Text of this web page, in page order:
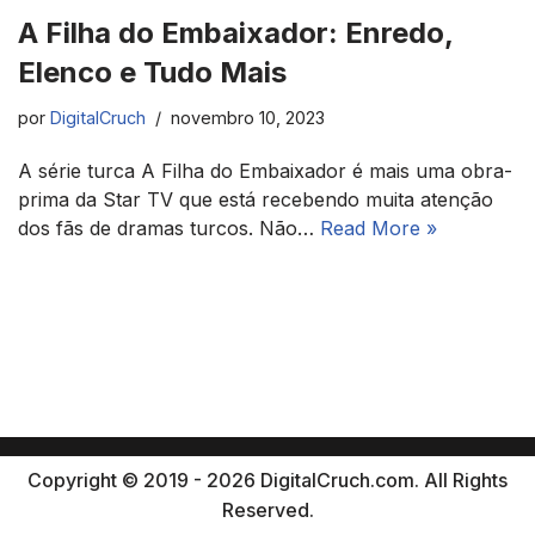
A Filha do Embaixador: Enredo,
Elenco e Tudo Mais
por DigitalCruch novembro 10, 2023
A série turca A Filha do Embaixador é mais uma obra-
prima da Star TV que está recebendo muita atenção
dos fãs de dramas turcos. Não… Read More »
Copyright © 2019 - 2026 DigitalCruch.com. All Rights
Reserved.